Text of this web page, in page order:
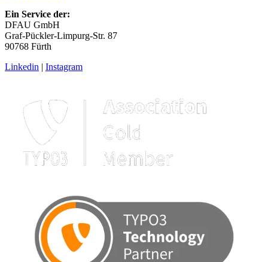
Ein Service der:
DFAU GmbH
Graf-Pückler-Limpurg-Str. 87
90768 Fürth
Linkedin | Instagram